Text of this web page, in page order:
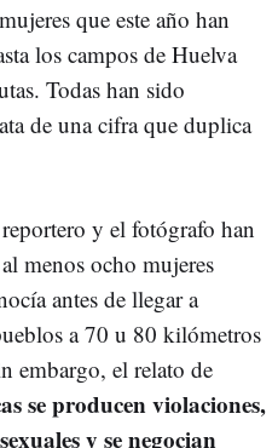
que este año han
los campos de Huelva
Todas han sido
de una cifra que duplica
y el fotógrafo han
menos ocho mujeres
antes de llegar a
a 70 u 80 kilómetros
embargo, el relato de
se producen violaciones,
y se negocian